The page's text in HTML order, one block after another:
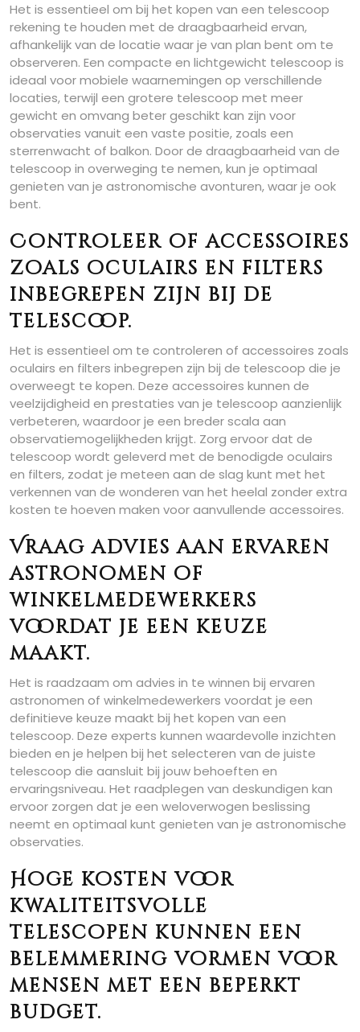
Het is essentieel om bij het kopen van een telescoop
rekening te houden met de draagbaarheid ervan,
afhankelijk van de locatie waar je van plan bent om te
observeren. Een compacte en lichtgewicht telescoop is
ideaal voor mobiele waarnemingen op verschillende
locaties, terwijl een grotere telescoop met meer
gewicht en omvang beter geschikt kan zijn voor
observaties vanuit een vaste positie, zoals een
sterrenwacht of balkon. Door de draagbaarheid van de
telescoop in overweging te nemen, kun je optimaal
genieten van je astronomische avonturen, waar je ook
bent.
Controleer of accessoires
zoals oculairs en filters
inbegrepen zijn bij de
telescoop.
Het is essentieel om te controleren of accessoires zoals
oculairs en filters inbegrepen zijn bij de telescoop die je
overweegt te kopen. Deze accessoires kunnen de
veelzijdigheid en prestaties van je telescoop aanzienlijk
verbeteren, waardoor je een breder scala aan
observatiemogelijkheden krijgt. Zorg ervoor dat de
telescoop wordt geleverd met de benodigde oculairs
en filters, zodat je meteen aan de slag kunt met het
verkennen van de wonderen van het heelal zonder extra
kosten te hoeven maken voor aanvullende accessoires.
Vraag advies aan ervaren
astronomen of
winkelmedewerkers
voordat je een keuze
maakt.
Het is raadzaam om advies in te winnen bij ervaren
astronomen of winkelmedewerkers voordat je een
definitieve keuze maakt bij het kopen van een
telescoop. Deze experts kunnen waardevolle inzichten
bieden en je helpen bij het selecteren van de juiste
telescoop die aansluit bij jouw behoeften en
ervaringsniveau. Het raadplegen van deskundigen kan
ervoor zorgen dat je een weloverwogen beslissing
neemt en optimaal kunt genieten van je astronomische
observaties.
Hoge kosten voor
kwaliteitsvolle
telescopen kunnen een
belemmering vormen voor
mensen met een beperkt
budget.